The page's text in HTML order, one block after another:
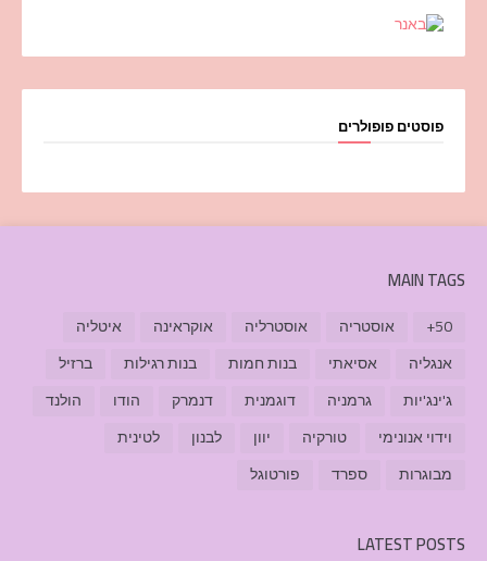
פוסטים פופולרים
MAIN TAGS
50+ אוסטריה אוסטרליה אוקראינה
איטליה
אנגליה
אסיאתי בנות חמות בנות רגילות
ברזיל
ג'ינג'יות
גרמניה דוגמנית דנמרק הודו
הולנד
וידוי אנונימי
טורקיה יוון לבנון
לטינית
מבוגרות
ספרד פורטוגל
LATEST POSTS